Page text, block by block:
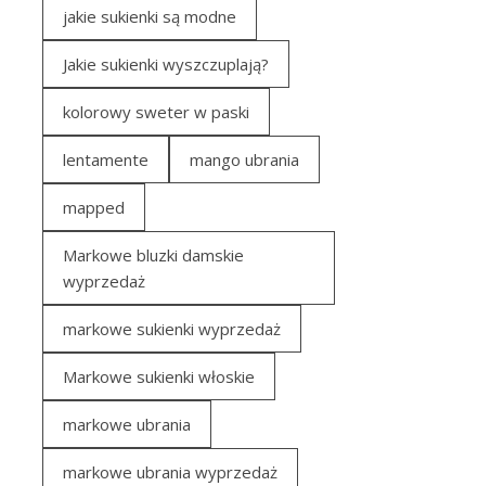
jakie sukienki są modne
Jakie sukienki wyszczuplają?
kolorowy sweter w paski
lentamente mango ubrania
mapped
Markowe bluzki damskie
wyprzedaż
markowe sukienki wyprzedaż
Markowe sukienki włoskie
markowe ubrania
markowe ubrania wyprzedaż